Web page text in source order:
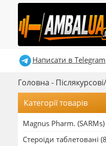
Написати в Telegram
Головна -
Категорії товарів
Magnus Pharm. (SARMs)
Стероїди таблетовані